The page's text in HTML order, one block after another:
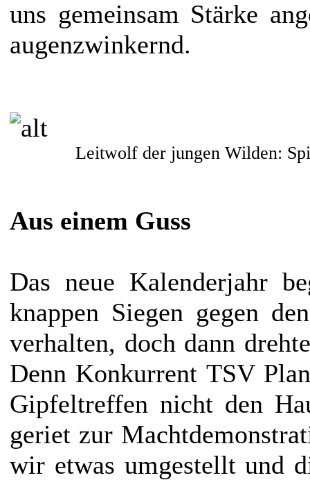
uns gemeinsam Stärke
augenzwinkernd.
Leitwolf der jungen Wilden:
Aus einem Guss
Das neue Kalenderjahr
knappen Siegen gegen
verhalten, doch dann
Denn Konkurrent TSV
Gipfeltreffen nicht den
geriet zur
wir etwas umgestellt und